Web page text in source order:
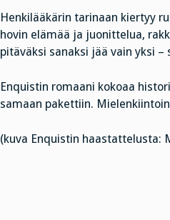
Henkilääkärin tarinaan kiertyy
hovin elämää ja juonittelua,
pitäväksi sanaksi jää vain yksi –
Enquistin romaani kokoaa
samaan pakettiin.
(kuva Enquistin haastattelusta: